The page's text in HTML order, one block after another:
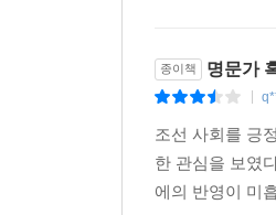
종이책 명문가
조선 사회를 긍
한 관심을 보였
에의 반영이 미